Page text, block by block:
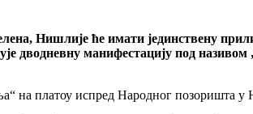
Нишлије ће имати јединствену
дводневну манифестацију под